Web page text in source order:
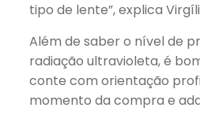
tipo de lente”, explica
Além de saber o nível de
radiação ultravioleta, é
conte com orientação
momento da compra e